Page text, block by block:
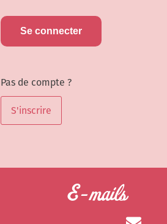
Pas de compte ?
S'inscrire
E-mails